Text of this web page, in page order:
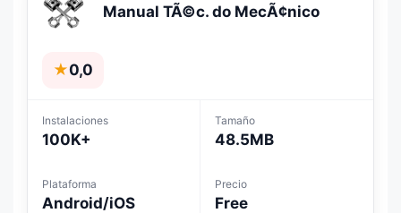
Manual TÃ©c. do MecÃ¢nico
★0,0
Instalaciones
100K+
Tamaño
48.5MB
Plataforma
Android/iOS
Precio
Free